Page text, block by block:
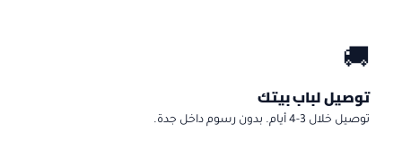
🚚
توصيل لباب بيتك
توصيل خلال 3-4 أيام. بدون رسوم داخل جدة.